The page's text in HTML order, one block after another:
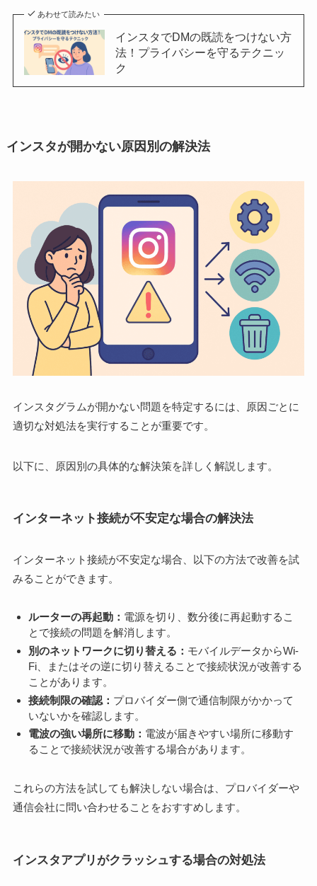
あわせて読みたい
インスタでDMの既読をつけない方
法！プライバシーを守るテクニッ
ク
インスタが開かない原因別の解決法
インスタグラムが開かない問題を特定するには、原因ごとに
適切な対処法を実行することが重要です。
以下に、原因別の具体的な解決策を詳しく解説します。
インターネット接続が不安定な場合の解決法
インターネット接続が不安定な場合、以下の方法で改善を試
みることができます。
ルーターの再起動： 電源を切り、数分後に再起動するこ
とで接続の問題を解消します。
別のネットワークに切り替える： モバイルデータからWi-
Fi、またはその逆に切り替えることで接続状況が改善する
ことがあります。
接続制限の確認： プロバイダー側で通信制限がかかって
いないかを確認します。
電波の強い場所に移動： 電波が届きやすい場所に移動す
ることで接続状況が改善する場合があります。
これらの方法を試しても解決しない場合は、プロバイダーや
通信会社に問い合わせることをおすすめします。
インスタアプリがクラッシュする場合の対処法